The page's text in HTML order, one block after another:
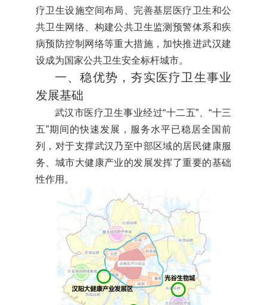
疗卫生设施空间布局、完善基层医疗卫生和公
共卫生网络、构建公共卫生监测预警体系和疾
病预防控制网络等重大措施，加快推进武汉建
设成为国家公共卫生安全标杆城市。
一、稳优势，夯实医疗卫生事业
发展基础
武汉市医疗卫生事业经过“十二五”、“十三
五”期间的快速发展，服务水平已稳居全国前
列，对于支撑武汉乃至中部区域的居民健康服
务、城市大健康产业的发展发挥了重要的基础
性作用。